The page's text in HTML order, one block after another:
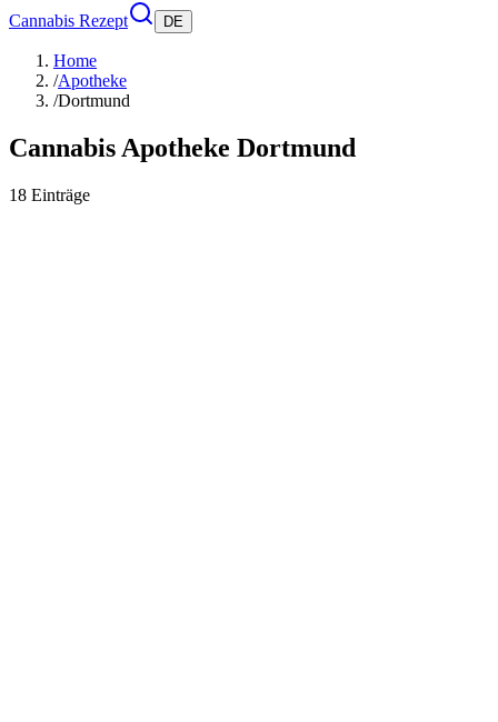
Cannabis Rezept
DE
Home
/Apotheke
/Dortmund
Cannabis Apotheke Dortmund
18 Einträge